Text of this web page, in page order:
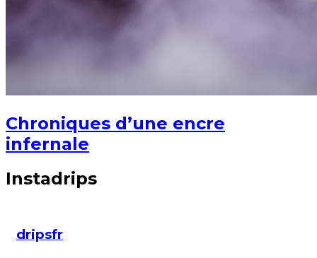
Chroniques d’une encre
infernale
Instadrips
dripsfr